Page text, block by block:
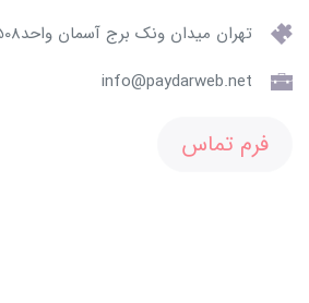
تهران میدان ونک برج آسمان واحد508
info@paydarweb.net
فرم تماس